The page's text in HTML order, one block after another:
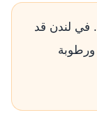
في لندن قد
ورطوبة